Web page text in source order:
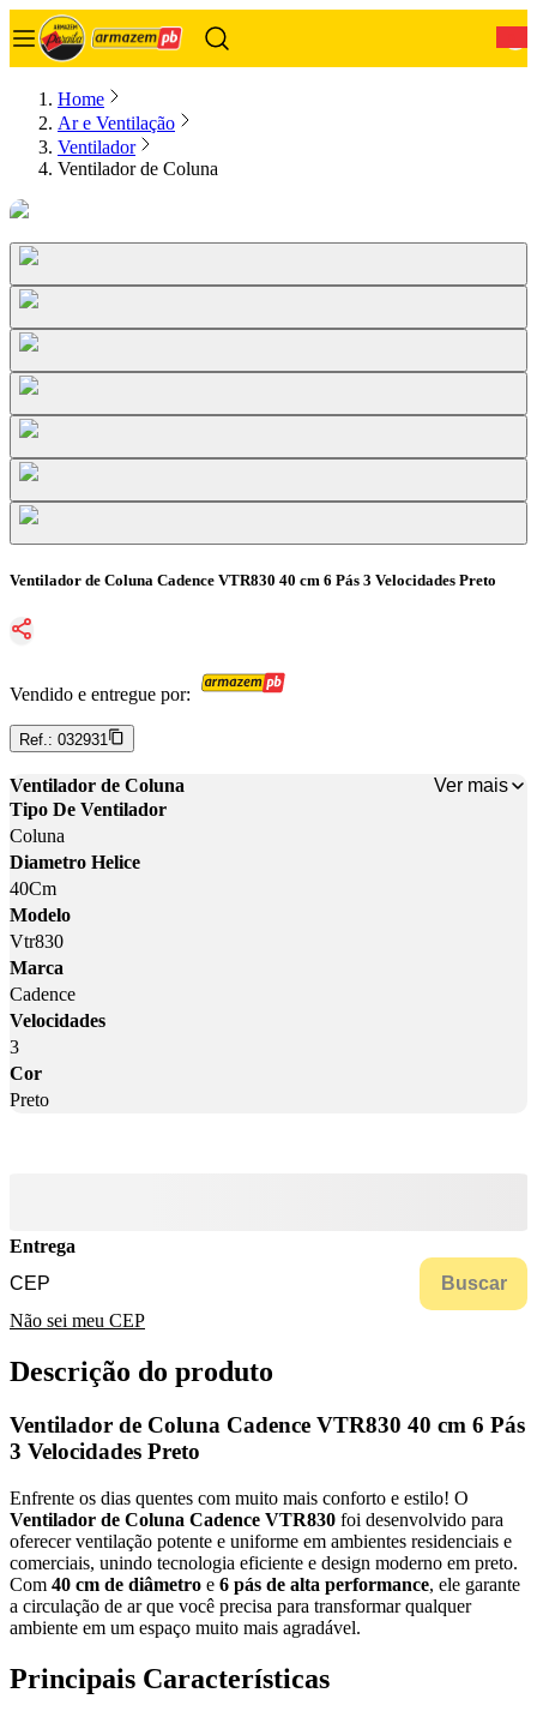
Home
Ar e Ventilação
Ventilador
Ventilador de Coluna
Ventilador de Coluna Cadence VTR830 40 cm 6 Pás 3 Velocidades Preto
Vendido e entregue por:
Ref.: 032931
Ventilador de Coluna
Ver mais
Tipo De Ventilador
Coluna
Diametro Helice
40Cm
Modelo
Vtr830
Marca
Cadence
Velocidades
3
Cor
Preto
Entrega
Buscar
Não sei meu CEP
Descrição do produto
Ventilador de Coluna Cadence VTR830 40 cm 6 Pás
3 Velocidades Preto
Enfrente os dias quentes com muito mais conforto e estilo! O
Ventilador de Coluna Cadence VTR830 foi desenvolvido para
oferecer ventilação potente e uniforme em ambientes residenciais e
comerciais, unindo tecnologia eficiente e design moderno em preto.
Com 40 cm de diâmetro e 6 pás de alta performance, ele garante
a circulação de ar que você precisa para transformar qualquer
ambiente em um espaço muito mais agradável.
Principais Características